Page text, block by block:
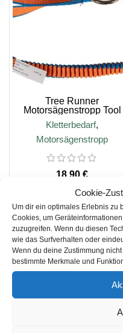
Cookie-
Um dir ein optimales Erlebnis zu
Cookies, um
zuzugreifen. Wenn du diesen
wie das Surfverhalten oder
Wenn du deine Zustimmung
bestimmte Merkmale und
Tree Runner
Motorsägenstropp Tool
Lanyard Basic
Kletterbedarf,
Motorsägenstropp
€
IN DEN WARENKORB
inkl. 19 % MwSt.